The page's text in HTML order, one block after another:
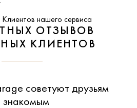
нашего сервиса
ОТЗЫВОВ
КЛИЕНТОВ
советуют друзьям
знакомым